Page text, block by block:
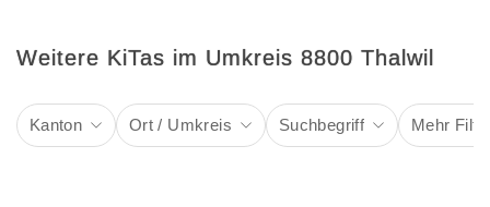
Weitere KiTas im Umkreis 8800 Thalwil
Kanton Ort / Umkreis Suchbegriff Mehr